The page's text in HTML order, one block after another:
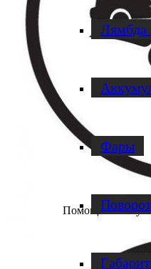
Лямбда
Фары
Помощь в